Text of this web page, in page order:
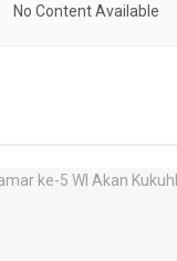
No Content Available